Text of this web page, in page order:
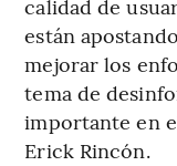
calidad de
están
mejorar los
tema de
importante en
Erick Rincón.